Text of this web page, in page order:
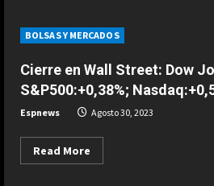
cerró
la
saga
del
cine
de
superhéroes
moderadas
en
Street
tras
la
publicación
de
más
destacados
BOLSAS Y MERCADOS
Cierre en Wall Street: Dow
S&P500:+0,38%;
Espnews Agosto 30, 2023
Read More
more